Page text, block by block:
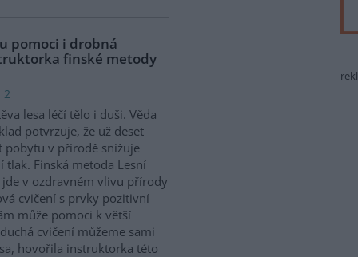
pomoci i drobná
finské metody
2
lesa léčí tělo i duši. Věda
potvrzuje, že už deset
pobytu v přírodě snižuje
tlak. Finská metoda Lesní
v ozdravném vlivu přírody
cvičení s prvky pozitivní
může pomoci k větší
cvičení můžeme sami
hovořila instruktorka této